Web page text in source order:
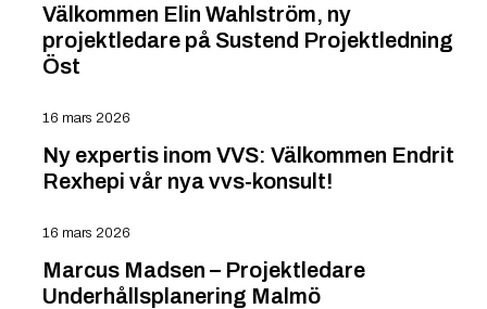
Välkommen Elin Wahlström, ny
projektledare på Sustend Projektledning
Öst
Ny expertis inom VVS: Välkommen Endrit
Rexhepi vår nya vvs-konsult!
16 mars 2026
Marcus Madsen – Projektledare
Underhållsplanering Malmö
16 mars 2026